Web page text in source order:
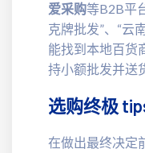
爱采购等B2B平
克牌批发”、“云
能找到本地百货
持小额批发并送
选购终极
在做出最终决定